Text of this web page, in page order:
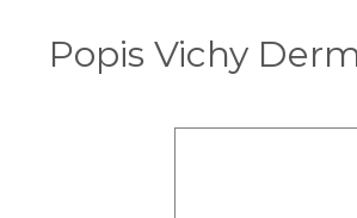
Popis Vichy